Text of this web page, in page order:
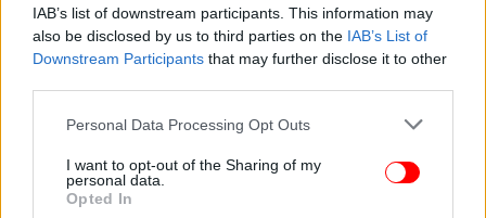
IAB’s list of downstream participants. This information may
also be disclosed by us to third parties on the IAB’s List of
Downstream Participants that may further disclose it to other
Please note that this website/app uses one or more Google
not limited to your visit or usage behaviour. You may click to
grant or deny consent to Google and its third-party tags to
use your data for below specified purposes in below Google
Personal Data Processing Opt Outs
I want to opt-out of the Sharing of my
personal data.
Opted In
Η κακοκαιρία Erminio «κοκκίνισε» την Αττική και τη
μισή χώρα -Οι περιοχές που θα πέσει πολύ νερό
πρώτοι όλες τις ειδήσεις
Δείτε όλες τις τελευταίες
από την Ελλάδα και τον Κόσμο,